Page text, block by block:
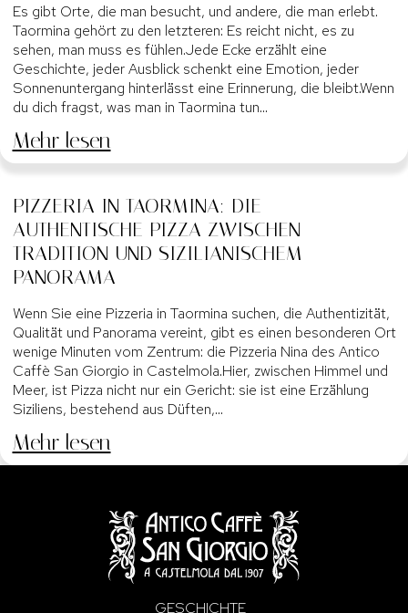
Es gibt Orte, die man besucht, und andere, die man erlebt.
Taormina gehört zu den letzteren: Es reicht nicht, es zu
sehen, man muss es fühlen.Jede Ecke erzählt eine
Geschichte, jeder Ausblick schenkt eine Emotion, jeder
Sonnenuntergang hinterlässt eine Erinnerung, die bleibt.Wenn
du dich fragst, was man in Taormina tun…
Mehr lesen
PIZZERIA IN TAORMINA: DIE
AUTHENTISCHE PIZZA ZWISCHEN
TRADITION UND SIZILIANISCHEM
PANORAMA
Wenn Sie eine Pizzeria in Taormina suchen, die Authentizität,
Qualität und Panorama vereint, gibt es einen besonderen Ort
wenige Minuten vom Zentrum: die Pizzeria Nina des Antico
Caffè San Giorgio in Castelmola.Hier, zwischen Himmel und
Meer, ist Pizza nicht nur ein Gericht: sie ist eine Erzählung
Siziliens, bestehend aus Düften,…
Mehr lesen
GESCHICHTE